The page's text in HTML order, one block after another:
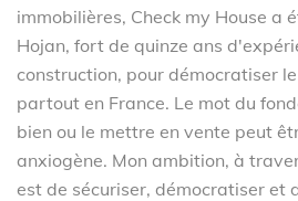
immobilières, Check my House a
Hojan, fort de quinze ans
construction, pour démocratiser
partout en France. Le mot du
bien ou le mettre en vente peut
anxiogène. Mon ambition, à
est de sécuriser, démocratiser et